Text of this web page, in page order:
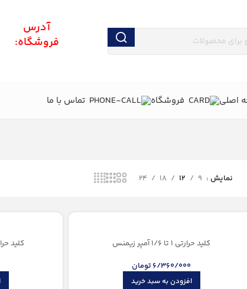
آدرس
فروشگاه:
اصلی فروشگاه تماس با ما
نمایش 9
12
18
24
کلید حرارتی 1 تا 1/6 آمپر زیمنس
6/360/000 تومان
افزودن به سبد خرید
کلید حرارتی 1/6 تا 2/